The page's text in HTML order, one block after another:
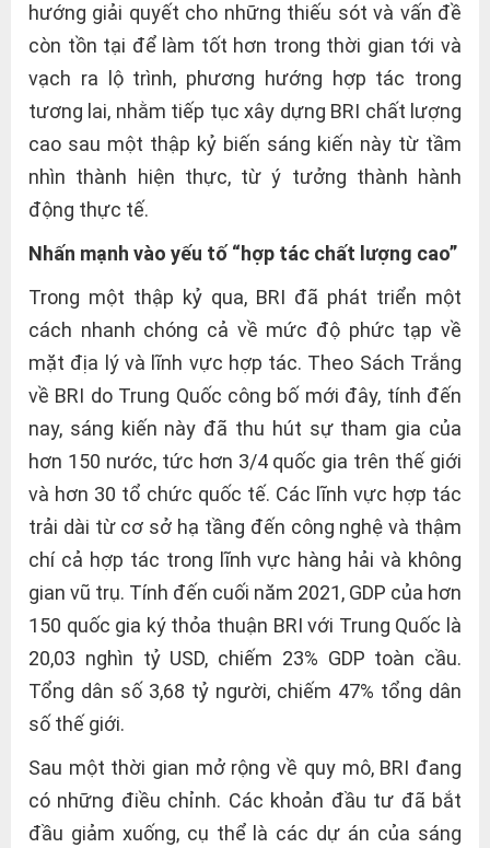
hướng giải quyết cho những thiếu sót và vấn đề
còn tồn tại để làm tốt hơn trong thời gian tới và
vạch ra lộ trình, phương hướng hợp tác trong
tương lai, nhằm tiếp tục xây dựng BRI chất lượng
cao sau một thập kỷ biến sáng kiến này từ tầm
nhìn thành hiện thực, từ ý tưởng thành hành
động thực tế.
Nhấn mạnh vào yếu tố “hợp tác chất lượng cao”
Trong một thập kỷ qua, BRI đã phát triển một
cách nhanh chóng cả về mức độ phức tạp về
mặt địa lý và lĩnh vực hợp tác. Theo Sách Trắng
về BRI do Trung Quốc công bố mới đây, tính đến
nay, sáng kiến này đã thu hút sự tham gia của
hơn 150 nước, tức hơn 3/4 quốc gia trên thế giới
và hơn 30 tổ chức quốc tế. Các lĩnh vực hợp tác
trải dài từ cơ sở hạ tầng đến công nghệ và thậm
chí cả hợp tác trong lĩnh vực hàng hải và không
gian vũ trụ. Tính đến cuối năm 2021, GDP của hơn
150 quốc gia ký thỏa thuận BRI với Trung Quốc là
20,03 nghìn tỷ USD, chiếm 23% GDP toàn cầu.
Tổng dân số 3,68 tỷ người, chiếm 47% tổng dân
số thế giới.
Sau một thời gian mở rộng về quy mô, BRI đang
có những điều chỉnh. Các khoản đầu tư đã bắt
đầu giảm xuống, cụ thể là các dự án của sáng